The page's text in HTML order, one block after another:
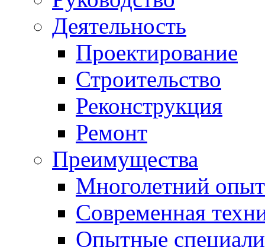
Деятельность
Проектирование
Строительство
Реконструкция
Ремонт
Преимущества
Многолетний опыт
Современная
Опытные